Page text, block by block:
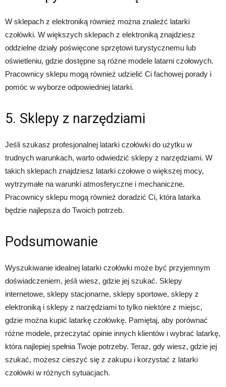
W sklepach z elektroniką również można znaleźć latarki
czołówki. W większych sklepach z elektroniką znajdziesz
oddzielne działy poświęcone sprzętowi turystycznemu lub
oświetleniu, gdzie dostępne są różne modele latarni czołowych.
Pracownicy sklepu mogą również udzielić Ci fachowej porady i
pomóc w wyborze odpowiedniej latarki.
5. Sklepy z narzędziami
Jeśli szukasz profesjonalnej latarki czołówki do użytku w
trudnych warunkach, warto odwiedzić sklepy z narzędziami. W
takich sklepach znajdziesz latarki czołowe o większej mocy,
wytrzymałe na warunki atmosferyczne i mechaniczne.
Pracownicy sklepu mogą również doradzić Ci, która latarka
będzie najlepsza do Twoich potrzeb.
Podsumowanie
Wyszukiwanie idealnej latarki czołówki może być przyjemnym
doświadczeniem, jeśli wiesz, gdzie jej szukać. Sklepy
internetowe, sklepy stacjonarne, sklepy sportowe, sklepy z
elektroniką i sklepy z narzędziami to tylko niektóre z miejsc,
gdzie można kupić latarkę czołówkę. Pamiętaj, aby porównać
różne modele, przeczytać opinie innych klientów i wybrać latarkę,
która najlepiej spełnia Twoje potrzeby. Teraz, gdy wiesz, gdzie jej
szukać, możesz cieszyć się z zakupu i korzystać z latarki
czołówki w różnych sytuacjach.